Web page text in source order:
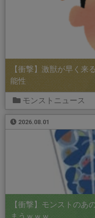
【衝撃】激獣が早く来
能性
モンストニュース
2026.08.01
【衝撃】モンストのあ
まうｗｗｗ